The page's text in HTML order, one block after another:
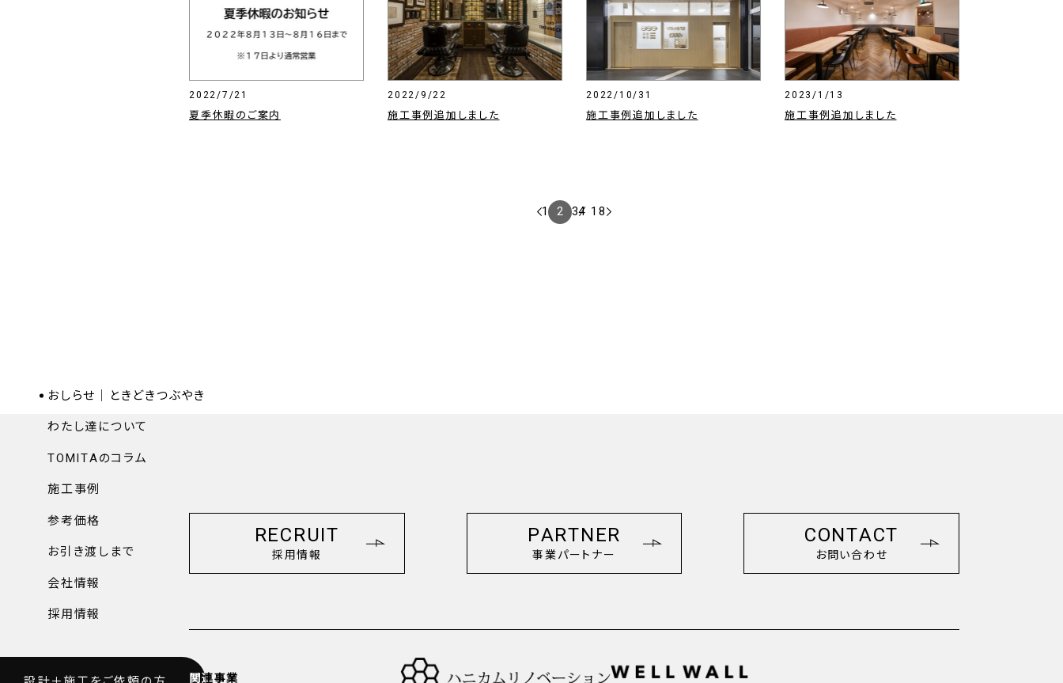
2022/7/21
夏季休暇のご案内
2022/9/22
施工事例追加しました
2022/10/31
施工事例追加しました
2023/1/13
施工事例追加しました
1 2 34
/ 18
おしらせ｜ときどきつぶやき
わたし達について
TOMITAのコラム
施工事例
参考価格
お引き渡しまで
会社情報
採用情報
RECRUIT
採用情報
PARTNER
事業パートナー
CONTACT
お問い合わせ
関連事業